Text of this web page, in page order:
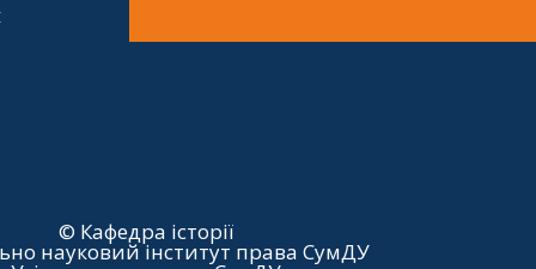
© Кафедра історії
науковий інститут права СумДУ